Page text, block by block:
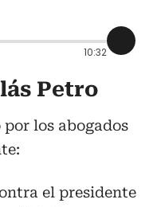
10:32
Petro
los abogados
el presidente